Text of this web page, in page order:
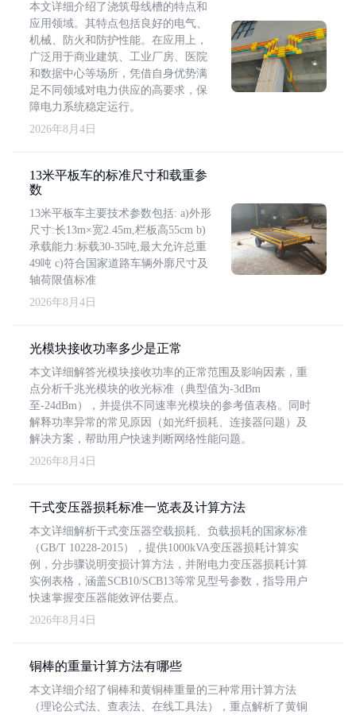
本文详细介绍了浇筑母线槽的特点和
应用领域。其特点包括良好的电气、
机械、防火和防护性能。在应用上，
广泛用于商业建筑、工业厂房、医院
和数据中心等场所，凭借自身优势满
足不同领域对电力供应的高要求，保
障电力系统稳定运行。
2026年8月4日
13米平板车的标准尺寸和载重参
数
13米平板车主要技术参数包括: a)外形
尺寸:长13m×宽2.45m,栏板高55cm b)
承载能力:标载30-35吨,最大允许总重
49吨 c)符合国家道路车辆外廓尺寸及
轴荷限值标准
2026年8月4日
光模块接收功率多少是正常
本文详细解答光模块接收功率的正常范围及影响因素，重
点分析千兆光模块的收光标准（典型值为-3dBm
至-24dBm），并提供不同速率光模块的参考值表格。同时
解释功率异常的常见原因（如光纤损耗、连接器问题）及
解决方案，帮助用户快速判断网络性能问题。
2026年8月4日
干式变压器损耗标准一览表及计算方法
本文详细解析干式变压器空载损耗、负载损耗的国家标准
（GB/T 10228-2015），提供1000kVA变压器损耗计算实
例，分步骤说明变损计算方法，并附电力变压器损耗计算
实例表格，涵盖SCB10/SCB13等常见型号参数，指导用户
快速掌握变压器能效评估要点。
2026年8月4日
铜棒的重量计算方法有哪些
本文详细介绍了铜棒和黄铜棒重量的三种常用计算方法
（理论公式法、查表法、在线工具法），重点解析了黄铜